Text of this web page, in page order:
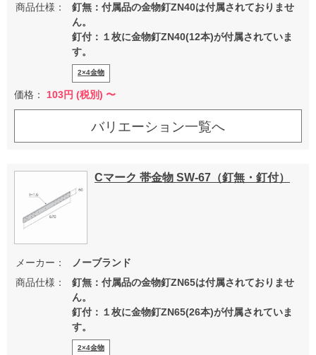
商品仕様：
釘無：付属品の金物釘ZN40は付属されておりませ
ん。
釘付：１枚に金物釘ZN40(12本)が付属されていま
す。
2×4金物
価格： 103円 (税別) 〜
バリエーション一覧へ
Cマーク 帯金物 SW-67（釘無・釘付）
メーカー：
ノーブランド
商品仕様：
釘無：付属品の金物釘ZN65は付属されておりませ
ん。
釘付：１枚に金物釘ZN65(26本)が付属されていま
す。
2×4金物